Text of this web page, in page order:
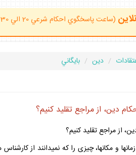
دين
بايگاني
دين، از مراجع تقليد كنيم؟
از مراجع تقليد كنيم؟
و مكان‏ها، چيزى را كه نمي‏دانند از